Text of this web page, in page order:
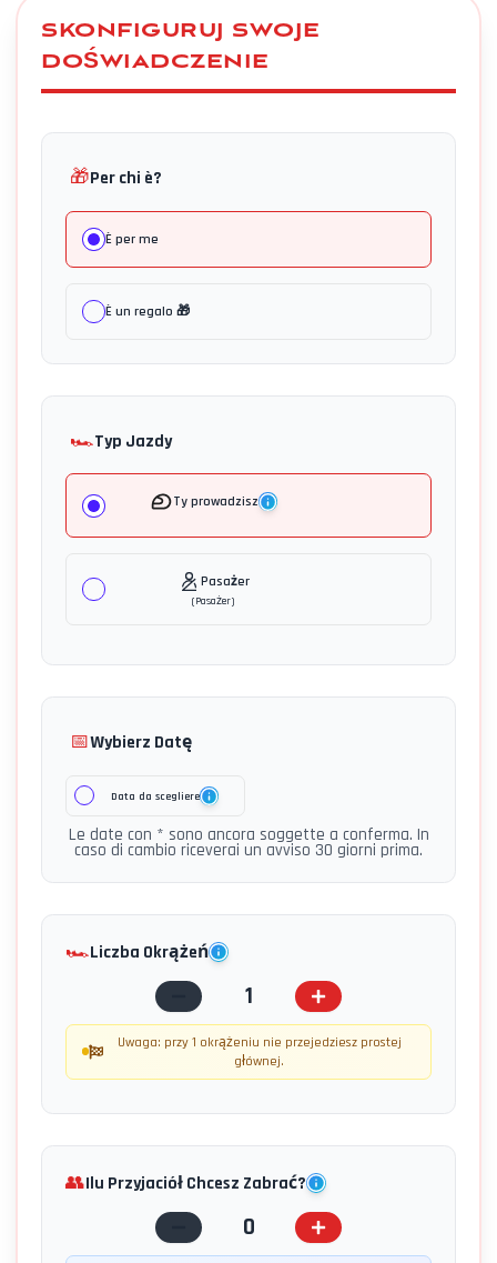
SKONFIGURUJ SWOJE
DOŚWIADCZENIE
🎁Per chi è?
È per me
È un regalo 🎁
🏎️Typ Jazdy
Ty prowadzisz
Pasażer
(Pasażer)
📅Wybierz Datę
Data da scegliere
Le date con * sono ancora soggette a conferma. In
caso di cambio riceverai un avviso 30 giorni prima.
🏎️Liczba Okrążeń
1
Uwaga: przy 1 okrążeniu nie przejedziesz prostej
głównej.
👥Ilu Przyjaciół Chcesz Zabrać?
0